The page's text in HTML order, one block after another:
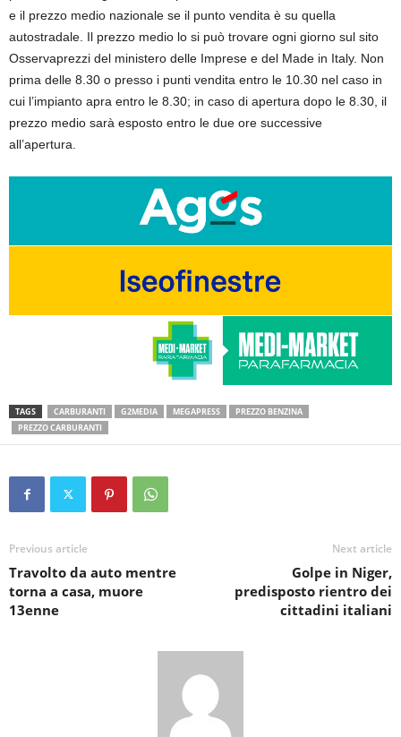
e il prezzo medio nazionale se il punto vendita è su quella
autostradale. Il prezzo medio lo si può trovare ogni giorno sul sito
Osservaprezzi del ministero delle Imprese e del Made in Italy. Non
prima delle 8.30 o presso i punti vendita entro le 10.30 nel caso in
cui l’impianto apra entro le 8.30; in caso di apertura dopo le 8.30, il
prezzo medio sarà esposto entro le due ore successive
all’apertura.
TAGS CARBURANTI G2MEDIA MEGAPRESS
PREZZO BENZINA
PREZZO CARBURANTI
Previous article
Travolto da auto mentre
torna a casa, muore
13enne
Next article
Golpe in Niger,
predisposto rientro dei
cittadini italiani